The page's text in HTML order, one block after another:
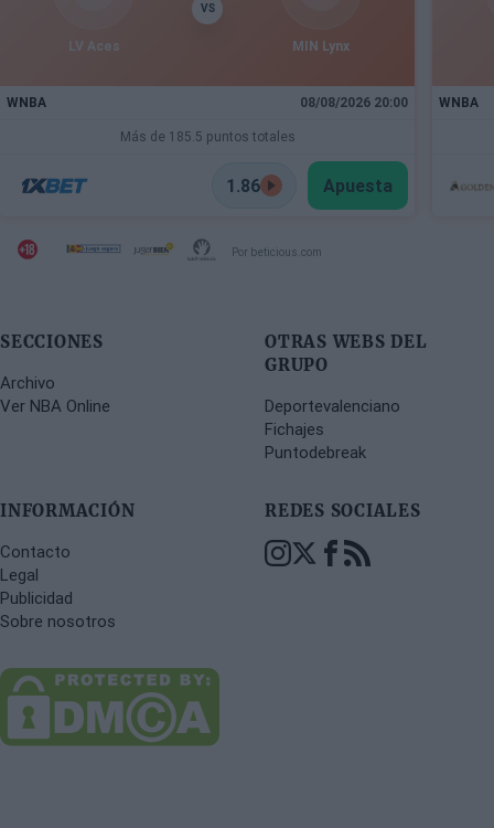
LV Aces
VS
MIN Lynx
WNBA 08/08/2026 20:00
Más de 185.5 puntos totales
1.86 Apuesta
WNBA
Por beticious.com
SECCIONES
Archivo
Ver NBA Online
OTRAS WEBS DEL
GRUPO
Deportevalenciano
Fichajes
Puntodebreak
INFORMACIÓN
Contacto
Legal
Publicidad
Sobre nosotros
REDES SOCIALES